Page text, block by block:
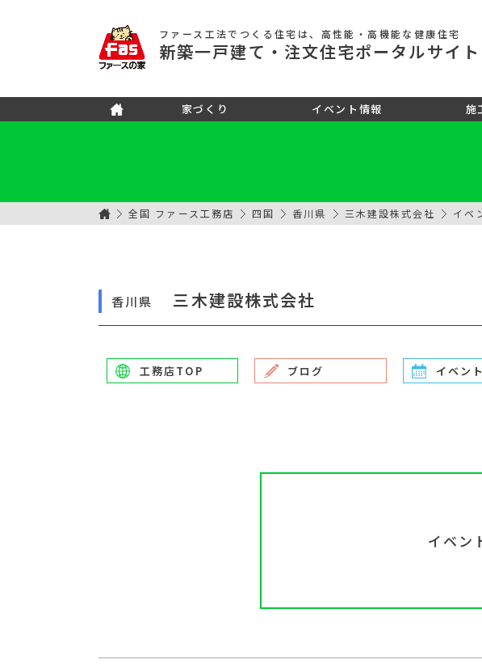
ファース工法でつくる住宅 は、高性能・高機能な健康住宅
新築一戸建て ・注文住宅ポータルサイト
家づくり イベント情報 施
全国 ファース工務店 四国 香川県 三木建設株式会社 イベ
香川県 三木建設株式会社
工務店TOP ブログ イベント
イベン